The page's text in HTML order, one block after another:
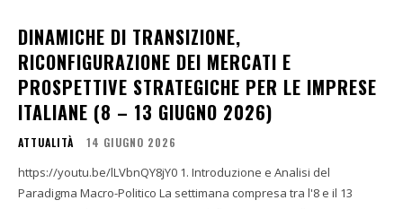
DINAMICHE DI TRANSIZIONE,
RICONFIGURAZIONE DEI MERCATI E
PROSPETTIVE STRATEGICHE PER LE IMPRESE
ITALIANE (8 – 13 GIUGNO 2026)
ATTUALITÀ 14 GIUGNO 2026
https://youtu.be/lLVbnQY8jY0 1. Introduzione e Analisi del
Paradigma Macro-Politico La settimana compresa tra l'8 e il 13